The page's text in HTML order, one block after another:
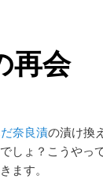
再会
奈良漬の漬け換
しょ？こうや
ます。